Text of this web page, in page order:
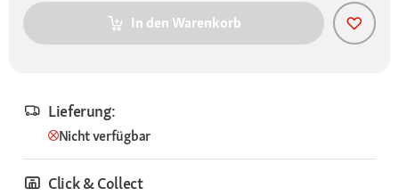
In den Warenkorb
Lieferung:
Nicht verfügbar
Click & Collect